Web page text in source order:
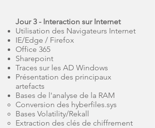
Jour 3 - Interaction sur Internet
Utilisation des Navigateurs Internet
IE/Edge / Firefox
Office 365
Sharepoint
Traces sur les AD Windows
Présentation des principaux
artefacts
Bases de l'analyse de la RAM
Conversion des hyberfiles.sys
Bases Volatility/Rekall
Extraction des clés de chiffrement